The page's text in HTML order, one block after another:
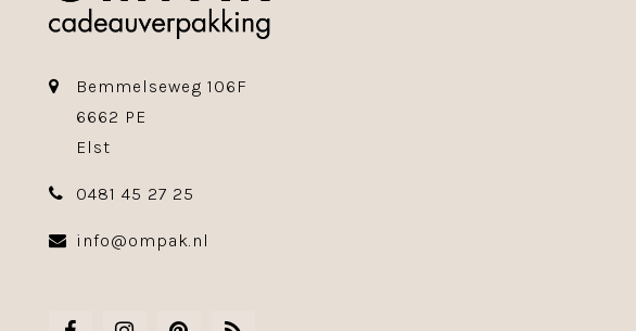
Bemmelseweg 106F
6662 PE
Elst
0481 45 27 25
info@ompak.nl